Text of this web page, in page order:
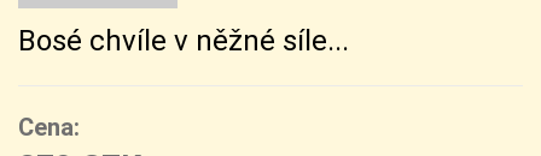
Bosé chvíle v něžné síle...
Cena: